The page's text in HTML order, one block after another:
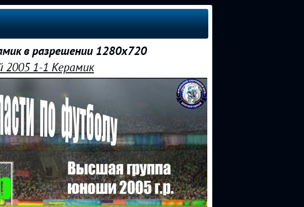
в разрешении 1280x720
1-1 Керамик